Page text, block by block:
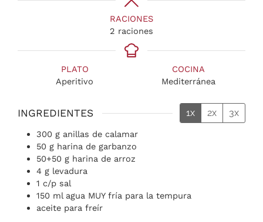
RACIONES
2 raciones
PLATO
Aperitivo
COCINA
Mediterránea
INGREDIENTES 1x 2x 3x
300 g anillas de calamar
50 g harina de garbanzo
50+50 g harina de arroz
4 g levadura
1 c/p sal
150 ml agua MUY fría para la tempura
aceite para freír